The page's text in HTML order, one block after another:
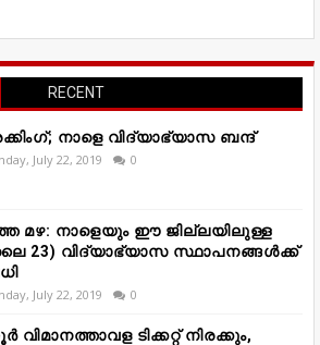
RECENT
നാളെ വിദ്യാഭ്യാസ ബന്ദ്
July 22, 2019 0
മഴ: നാളെയും ഈ ജില്ലയിലുള്ള
23) വിദ്യാഭ്യാസ സ്ഥാപനങ്ങൾക്ക്
July 22, 2019 0
വിമാനത്താവള ടിക്കറ്റ് നിരക്കും,